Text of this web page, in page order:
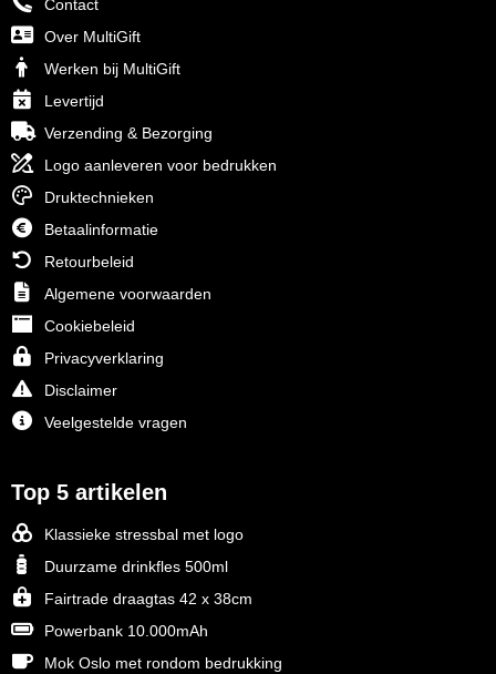
Contact
Over MultiGift
Werken bij MultiGift
Levertijd
Verzending & Bezorging
Logo aanleveren voor bedrukken
Druktechnieken
Betaalinformatie
Retourbeleid
Algemene voorwaarden
Cookiebeleid
Privacyverklaring
Disclaimer
Veelgestelde vragen
Top 5 artikelen
Klassieke stressbal met logo
Duurzame drinkfles 500ml
Fairtrade draagtas 42 x 38cm
Powerbank 10.000mAh
Mok Oslo met rondom bedrukking